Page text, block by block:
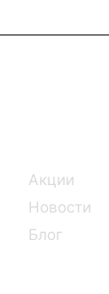
Акции
Новости
Блог